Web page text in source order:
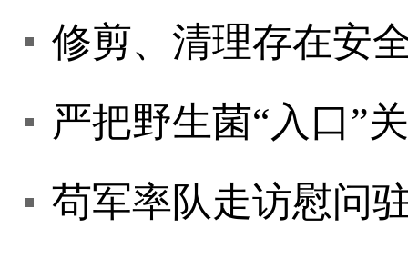
苟军率队走访慰问